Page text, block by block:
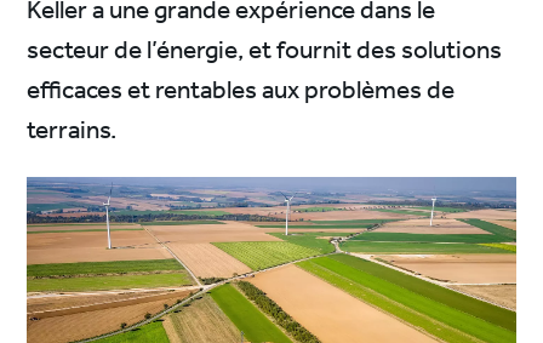
Keller a une grande expérience dans le
secteur de l’énergie, et fournit des solutions
efficaces et rentables aux problèmes de
terrains.